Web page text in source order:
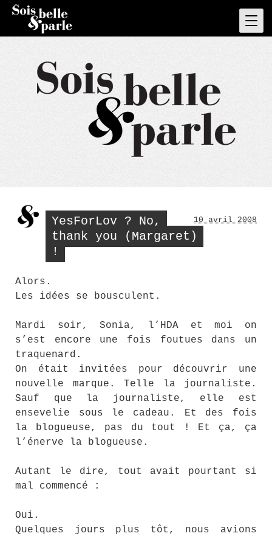
Skip
content
YesForLov ? No,
thank you (Margaret)
!
10 avril 2008
Alors.
Les idées se bousculent.
Mardi soir, Sonia, l’HDA et moi on
s’est encore une fois foutues dans un
traquenard.
On était invitées pour découvrir une
nouvelle marque. Telle la journaliste.
Sauf que la journaliste, elle est
ensevelie sous le cadeau. Et des fois
la blogueuse, pas du tout ! Et ça, ça
l’énerve la blogueuse.
Autant le dire, tout avait pourtant si
mal commencé :
Oui.
Quelques jours plus tôt, nous avions